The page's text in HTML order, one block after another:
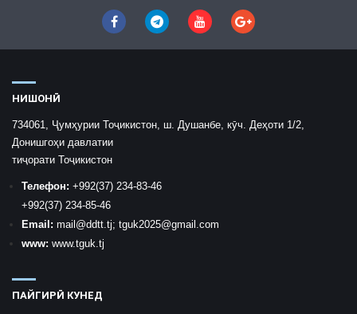
НИШОНӢ
734061, Ҷумҳурии Тоҷикистон, ш. Душанбе, кӯч. Деҳоти 1/2,
Донишгоҳи давлатии
тиҷорати Тоҷикистон
Телефон: +992(37) 234-83-46
+992(37) 234-85-46
Email: mail @ddtt.tj; tguk2025@gmail.com
www: www.tguk.tj
ПАЙГИРӢ КУНЕД